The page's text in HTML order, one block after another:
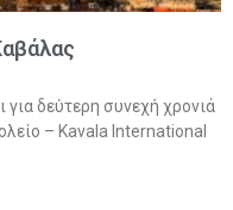
για δεύτερη συνεχή χρονιά
– Kavala International